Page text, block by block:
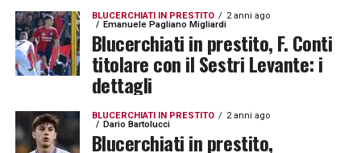
BLUCERCHIATI IN PRESTITO
2 anni ago
Emanuele Pagliano Migliardi
Blucerchiati in prestito, F. Conti
titolare con il Sestri Levante: i
dettagli
BLUCERCHIATI IN PRESTITO
2 anni ago
Dario Bartolucci
Blucerchiati in prestito,